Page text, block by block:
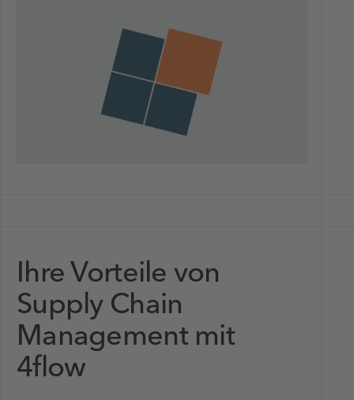
Ihre Vorteile von
Supply Chain
Management mit
4flow